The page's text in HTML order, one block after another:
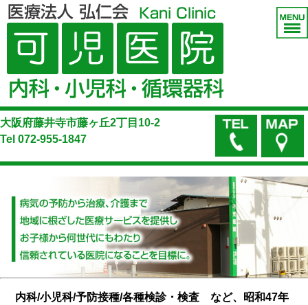
大阪府藤井寺市藤ヶ丘2丁目10-2
Tel 072-955-1847
内科/小児科/予防接種/各種検診・検査 など、昭和47年